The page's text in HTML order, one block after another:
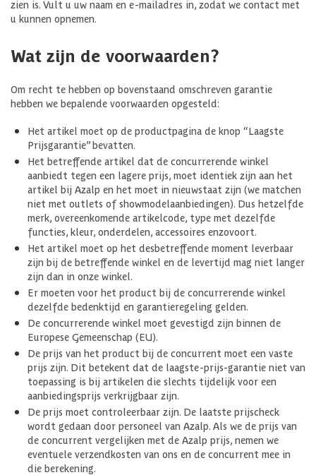
zien is. Vult u uw naam en e-mailadres in, zodat we contact met
u kunnen opnemen.
Wat zijn de voorwaarden?
Om recht te hebben op bovenstaand omschreven garantie
hebben we bepalende voorwaarden opgesteld:
Het artikel moet op de productpagina de knop “Laagste
Prijsgarantie” bevatten.
Het betreffende artikel dat de concurrerende winkel
aanbiedt tegen een lagere prijs, moet identiek zijn aan het
artikel bij Azalp en het moet in nieuwstaat zijn (we matchen
niet met outlets of showmodelaanbiedingen). Dus hetzelfde
merk, overeenkomende artikelcode, type met dezelfde
functies, kleur, onderdelen, accessoires enzovoort.
Het artikel moet op het desbetreffende moment leverbaar
zijn bij de betreffende winkel en de levertijd mag niet langer
zijn dan in onze winkel.
Er moeten voor het product bij de concurrerende winkel
dezelfde bedenktijd en garantieregeling gelden.
De concurrerende winkel moet gevestigd zijn binnen de
Europese Gemeenschap (EU).
De prijs van het product bij de concurrent moet een vaste
prijs zijn. Dit betekent dat de laagste-prijs-garantie niet van
toepassing is bij artikelen die slechts tijdelijk voor een
aanbiedingsprijs verkrijgbaar zijn.
De prijs moet controleerbaar zijn. De laatste prijscheck
wordt gedaan door personeel van Azalp. Als we de prijs van
de concurrent vergelijken met de Azalp prijs, nemen we
eventuele verzendkosten van ons en de concurrent mee in
die berekening.